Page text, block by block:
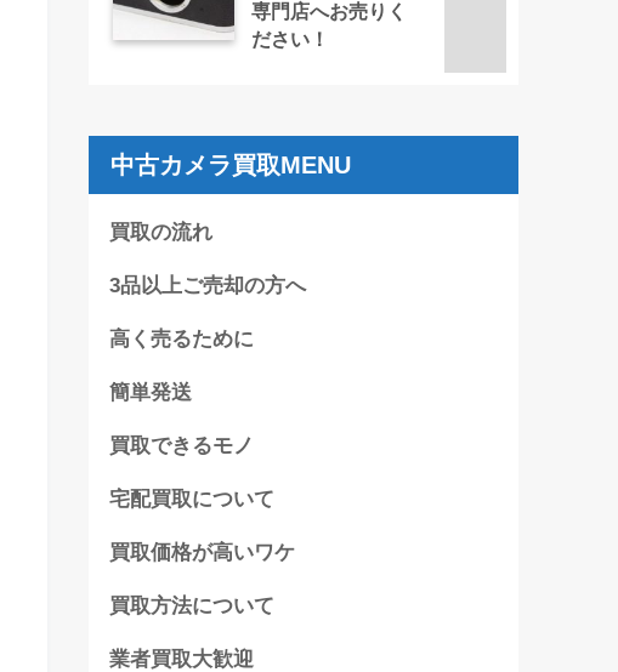
専門店へお売りく
ださい！
中古カメラ買取MENU
買取の流れ
3品以上ご売却の方へ
高く売るために
簡単発送
買取できるモノ
宅配買取について
買取価格が高いワケ
買取方法について
業者買取大歓迎